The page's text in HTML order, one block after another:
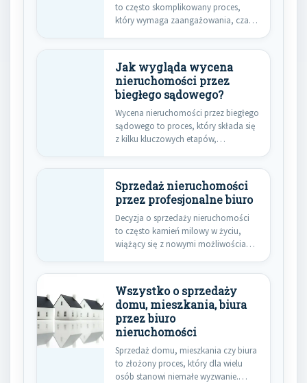
to często skomplikowany proces,
który wymaga zaangażowania, czasu
Jak wygląda wycena
nieruchomości przez
biegłego sądowego?
Wycena nieruchomości przez biegłego
sądowego to proces, który składa się
z kilku kluczowych etapów,
Sprzedaż nieruchomości
przez profesjonalne biuro
Decyzja o sprzedaży nieruchomości
to często kamień milowy w życiu,
wiążący się z nowymi możliwościami,
Wszystko o sprzedaży
domu, mieszkania, biura
przez biuro
nieruchomości
Sprzedaż domu, mieszkania czy biura
to złożony proces, który dla wielu
osób stanowi niemałe wyzwanie.…